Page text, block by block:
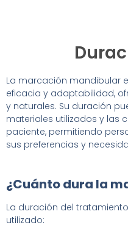
¿Cuánto dura la
La duración del
utilizado:
La marcación mandibular
eficacia y adaptabilidad,
y naturales. Su duración
materiales utilizados y las
paciente, permitiendo
sus preferencias y